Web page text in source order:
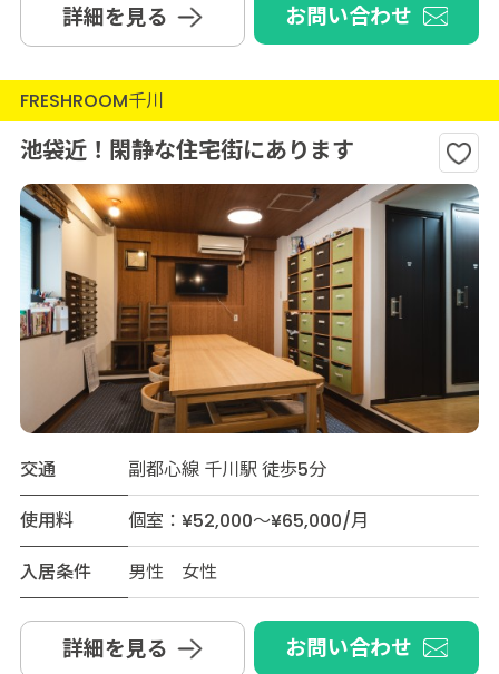
詳細を見る お問い合わせ
FRESHROOM千川
池袋近！閑静な住宅街にあります
交通
副都心線 千川駅 徒歩5分
使用料
個室：¥52,000～¥65,000/月
入居条件
男性 女性
詳細を見る お問い合わせ